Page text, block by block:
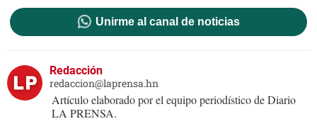
Unirme al canal de noticias
Redacción
redaccion@laprensa.hn
Artículo elaborado por el equipo periodístico de Diario
LA PRENSA.